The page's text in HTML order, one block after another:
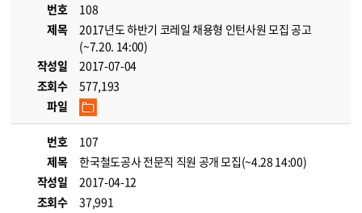
번호
108
제목
2017년도 하반기 코레일 채용형 인턴사원 모집 공고
(~7.20. 14:00)
작성일
2017-07-04
조회수
577,193
파일
번호
107
제목
한국철도공사 전문직 직원 공개 모집(~4.28 14:00)
작성일
2017-04-12
조회수
37,991